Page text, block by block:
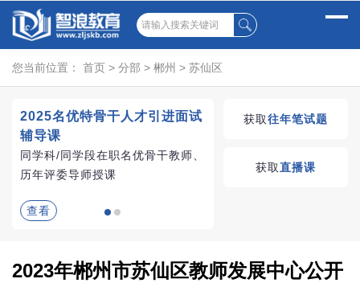
您当前位置： 首页 > 分部 > 郴州 > 苏仙区
2025名优特骨干人才引进面试
辅导课
同学科/同学段在职名优骨干教师、
历年评委导师授课
查看
湖南教师招聘考试优
获取往年笔试题
获取直播课
2023年郴州市苏仙区教师发展中心公开